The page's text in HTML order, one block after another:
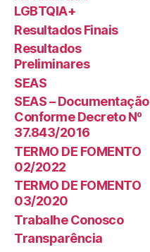
LGBTQIA+
Resultados Finais
Resultados
Preliminares
SEAS
SEAS – Documentação
Conforme Decreto Nº
37.843/2016
TERMO DE FOMENTO
02/2022
TERMO DE FOMENTO
03/2020
Trabalhe Conosco
Transparência